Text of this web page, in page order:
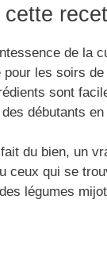
de la
les soirs de
sont
débutants
du bien, un
ceux qui se
légumes